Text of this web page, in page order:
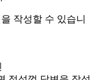
작성할 수 있습니